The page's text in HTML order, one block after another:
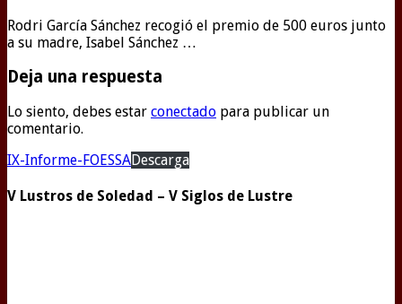
Rodri García Sánchez recogió el premio de 500 euros junto
a su madre, Isabel Sánchez …
Deja una respuesta
Lo siento, debes estar conectado para publicar un
comentario.
IX-Informe-FOESSADescarga
V Lustros de Soledad – V Siglos de Lustre